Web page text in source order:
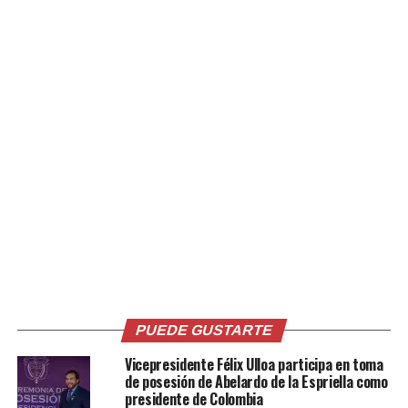
Pues, junto a los ejercicios aeróbicos y demás rutinas que
aumentarán el tamaño de tus músculos, es seguro que
eliminarás la grasa acumulada. Con constancia y
responsabilidad puedes lograr todo.
PUEDE GUSTARTE
Vicepresidente Félix Ulloa participa en toma
de posesión de Abelardo de la Espriella como
presidente de Colombia